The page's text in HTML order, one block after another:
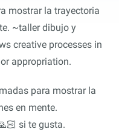
mostrar la trayectoria
~taller dibujo y
creative processes in
appropriation.
para mostrar la
en mente.
si te gusta.